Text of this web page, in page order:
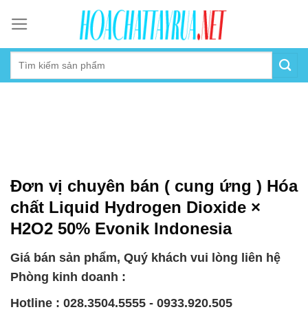
content
Đơn vị chuyên bán ( cung ứng ) Hóa
chất Liquid Hydrogen Dioxide ×
H2O2 50% Evonik Indonesia
Giá bán sản phẩm, Quý khách vui lòng liên hệ
Phòng kinh doanh :
Hotline : 028.3504.5555 - 0933.920.505